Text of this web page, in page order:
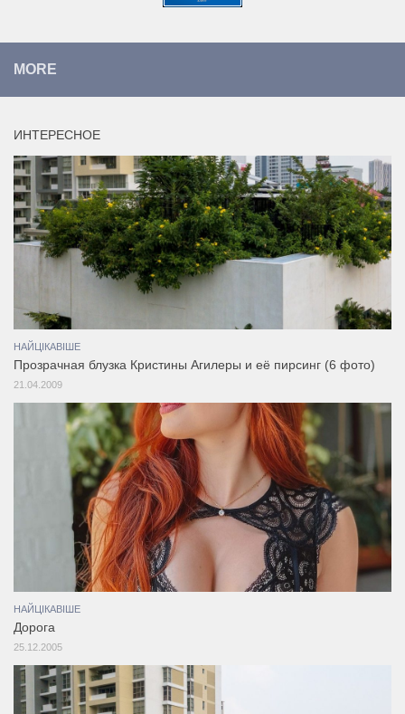
MORE
ИНТЕРЕСНОЕ
НАЙЦІКАВІШЕ
Прозрачная блузка Кристины Агилеры и её пирсинг (6 фото)
21.04.2009
НАЙЦІКАВІШЕ
Дорога
25.12.2005